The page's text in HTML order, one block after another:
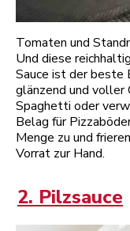
Tomaten und
Und diese
Sauce ist der beste
glänzend und voller
Spaghetti oder
Belag für
Menge zu und
Vorrat zur Hand.
2. Pilzsauce